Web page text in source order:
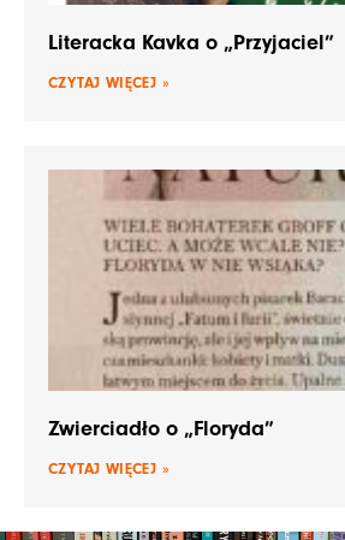
Literacka Kavka o „Przyjaciel”
CZYTAJ WIĘCEJ »
Zwierciadło o „Floryda”
CZYTAJ WIĘCEJ »